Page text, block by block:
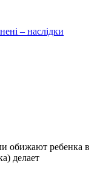
– наслідки
обижают ребенка в
делает